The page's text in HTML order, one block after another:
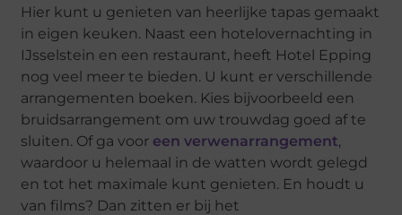
Hier kunt u genieten van heerlijke tapas gemaakt
in eigen keuken. Naast een hotelovernachting in
IJsselstein en een restaurant, heeft Hotel Epping
nog veel meer te bieden. U kunt er verschillende
arrangementen boeken. Kies bijvoorbeeld een
bruidsarrangement om uw trouwdag goed af te
sluiten. Of ga voor een verwenarrangement,
waardoor u helemaal in de watten wordt gelegd
en tot het maximale kunt genieten. En houdt u
van films? Dan zitten er bij het